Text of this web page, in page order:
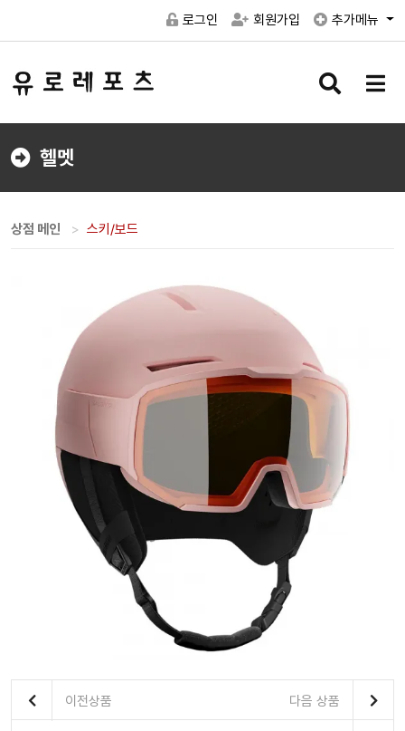
로그인 회원가입 추가메뉴
검
버
메
버
헬멧
상점 메인 스키/보드
이전상품 다음 상품